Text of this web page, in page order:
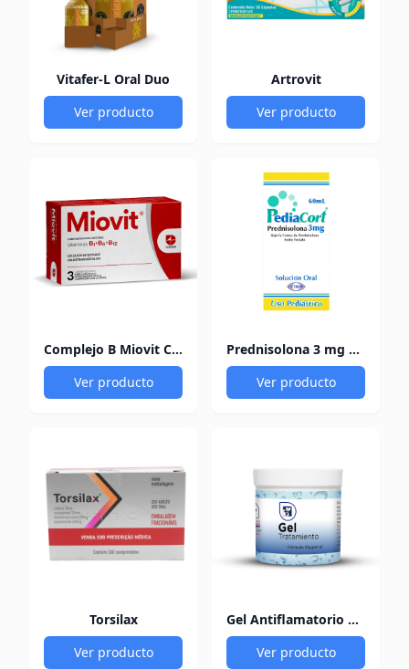
Vitafer-L Oral Duo
Ver producto
Artrovit
Ver producto
Complejo B Miovit Cofasa
Ver producto
Prednisolona 3 mg Pediacort
Ver producto
Torsilax
Ver producto
Gel Antiflamatorio 60Gr
Ver producto